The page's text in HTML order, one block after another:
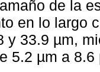
de la
en lo largo
y 33.9 µm,
5.2 µm a 8.6